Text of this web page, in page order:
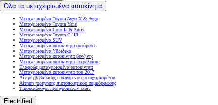
Όλα τα μεταχειρισμένα αυτοκίνητα
Μεταχειρισμένα Toyota Aygo X & Aygo
Μεταχειρισμένα Toyota Yaris
Μεταχειρισμένα Corolla & Auris
Μεταχειρισμένα Toyota C-HR
Μεταχειρισμένα SUV
Μεταχειρισμένα αυτοκίνητα αυτόματα
Μεταχειρισμένα Υβριδικά
Μεταχειρισμένα αυτοκίνητα βενζίνης
Μεταχειρισμένα αυτοκίνητα πετρελαίου
Ελαφρώς μεταχειρισμένα αυτοκίνητα
Μεταχειρισμένα αυτοκίνητα του 2017
Αίτηση βεβαίωσης εισαγόμενου μεταχειρισμένου
Αίτηση χορήγησης πιστοποιητικού συμμόρφωσης
Τιμοκατάλογοι προηγούμενων ετών
Electrified